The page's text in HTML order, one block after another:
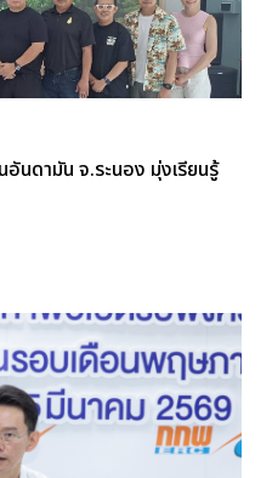
นดามัน จ.ระนอง มุ่งเรียนรู้